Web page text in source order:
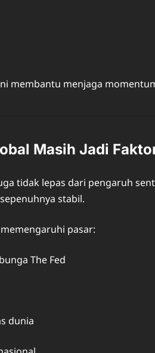
membantu menjaga
Masih Jadi
tidak lepas dari pengaruh
stabil.
pasar:
The Fed
dunia